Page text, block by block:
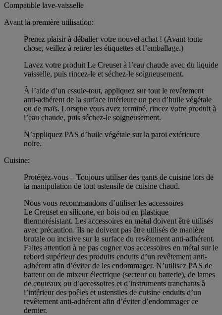
Compatible lave-vaisselle
Avant la première utilisation:
Prenez plaisir à déballer votre nouvel achat ! (Avant toute
chose, veillez à retirer les étiquettes et l’emballage.)
Lavez votre produit Le Creuset à l’eau chaude avec du liquide
vaisselle, puis rincez-le et séchez-le soigneusement.
À l’aide d’un essuie-tout, appliquez sur tout le revêtement
anti-adhérent de la surface intérieure un peu d’huile végétale
ou de maïs. Lorsque vous avez terminé, rincez votre produit à
l’eau chaude, puis séchez-le soigneusement.
N’appliquez PAS d’huile végétale sur la paroi extérieure
noire.
Cuisine:
Protégez-vous – Toujours utiliser des gants de cuisine lors de
la manipulation de tout ustensile de cuisine chaud.
Nous vous recommandons d’utiliser les accessoires
Le Creuset en silicone, en bois ou en plastique
thermorésistant. Les accessoires en métal doivent être utilisés
avec précaution. Ils ne doivent pas être utilisés de manière
brutale ou incisive sur la surface du revêtement anti-adhérent.
Faites attention à ne pas cogner vos accessoires en métal sur le
rebord supérieur des produits enduits d’un revêtement anti-
adhérent afin d’éviter de les endommager. N’utilisez PAS de
batteur ou de mixeur électrique (secteur ou batterie), de lames
de couteaux ou d’accessoires et d’instruments tranchants à
l’intérieur des poêles et ustensiles de cuisine enduits d’un
revêtement anti-adhérent afin d’éviter d’endommager ce
dernier.